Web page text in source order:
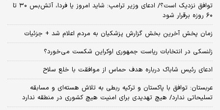
توافق نزدیک است؟/ ادعای وزیر ترامپ: شاید امروز یا فردا، آتش‌بس ۳۰ تا
۶۰ روزه برقرار شود
زمان پخش آخرین بخش گزارش پزشکیان به مردم اعلام شد + جزئیات
زلنسکی در انتخابات ریاست جمهوری اوکراین شکست می‌خورد؟
ادعای رئیس شاباک درباره هدف حماس از موافقت با خلع سلاح
عربستان: توافق با پاکستان و ترکیه ربطی به تلاش هسته‌ای و مسابقه
تسلیحاتی ندارد/ هیچ تهدیدی برای امنیت هیچ کشوری در منطقه ندارد